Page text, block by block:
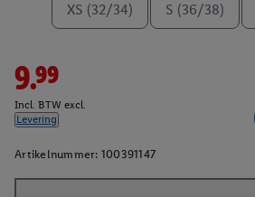
XS (32/34) S (36/38)
9.99
Incl. BTW excl.
Levering
Artikelnummer: 100391147